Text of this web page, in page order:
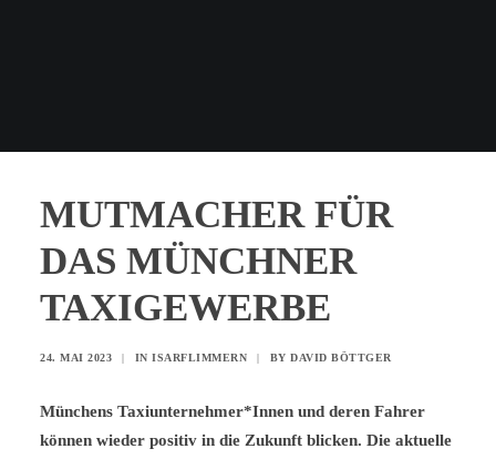
MUTMACHER FÜR
DAS MÜNCHNER
TAXIGEWERBE
24. MAI 2023 | IN ISARFLIMMERN | BY DAVID BÖTTGER
Münchens Taxiunternehmer*Innen und deren Fahrer
können wieder positiv in die Zukunft blicken. Die aktuelle